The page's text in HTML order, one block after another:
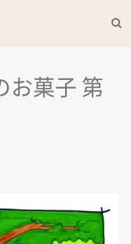
MENU
お菓子 第